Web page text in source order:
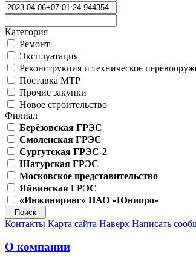
Категория
Ремонт
Эксплуатация
Реконструкция и техническое
Поставка МТР
Прочие закупки
Новое строительство
Филиал
Берёзовская ГРЭС
Смоленская ГРЭС
Сургутская ГРЭС-2
Шатурская ГРЭС
Московское представительство
Яйвинская ГРЭС
«Инжиниринг» ПАО «Юнипро»
Контакты Карта сайта Наверх Написать
О компании